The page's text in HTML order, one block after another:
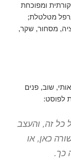
ומפוכחת
מטלטלת;
מסחור, שקר,
שוב, פנים
לפוסט:
כל זה, והעצב
כאן, או
כך.